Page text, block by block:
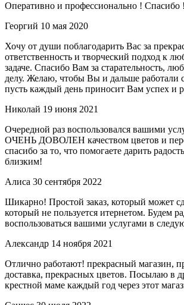
Оперативно и профессионально ! Спасибо !
Георгий 10 мая 2020
Хочу от души поблагодарить Вас за
ответственность и творческий подход к
задаче. Спасибо Вам за старательность,
делу. Желаю, чтобы Вы и дальше работали
пусть каждый день приносит Вам успех и
Николай 19 июня 2021
Очередной раз воспользовался вашими
ОЧЕНЬ ДОВОЛЕН качеством цветов и
спасибо за то, что помогаете дарить
близким!
Алиса 30 сентября 2022
Шикарно! Простой заказ, который может
который не пользуется итернетом. Будем
воспользоваться вашими услугами в
Александр 14 ноября 2021
Отлично работают! прекрасный магазин,
доставка, прекрасных цветов. Посылаю в
крестной маме каждый год через этот